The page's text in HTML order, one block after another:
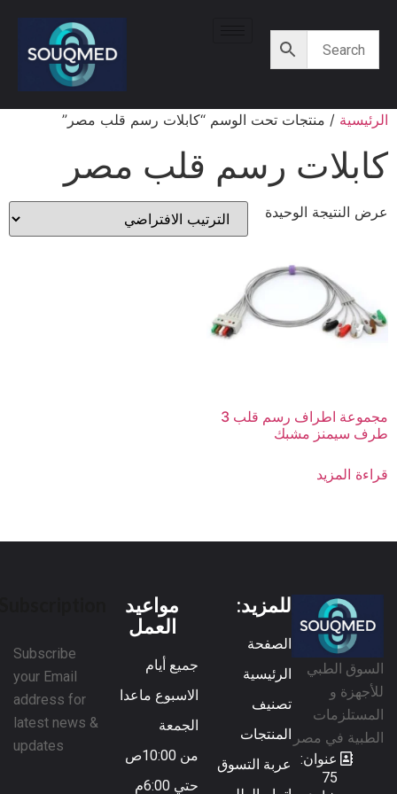
الرئيسية/ منتجات تحت الوسم “كابلات رسم قلب مصر”
كابلات رسم قلب مصر
عرض النتيجة الوحيدة
مجموعة اطراف رسم قلب 3
طرف سيمنز مشبك
قراءة المزيد
السوق الطبي
للأجهزة و
المستلزمات
الطبية في مصر
عنوان:
75
للمزيد:
الصفحة
الرئيسية
تصنيف
المنتجات
عربة التسوق
مواعيد
العمل
جميع أيام
الاسبوع ماعدا
الجمعة
من 10:00ص
حتي 6:00م
Subscribe
your Email
address for
latest news &
updates